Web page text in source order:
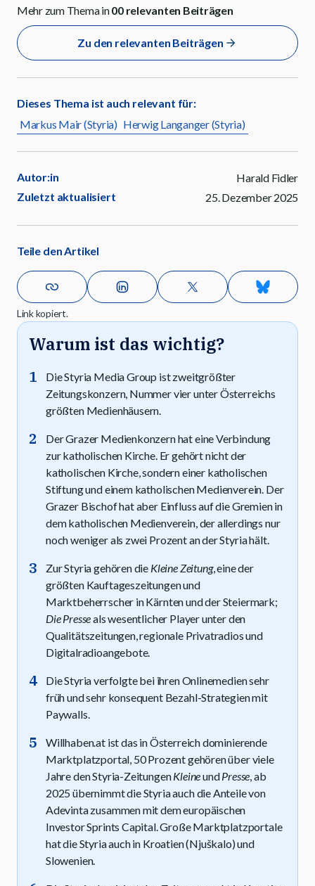
Mehr zum Thema in00 relevanten Beiträgen
Zu den relevanten Beiträgen
Dieses Thema ist auch relevant für:
Markus Mair (Styria) Herwig Langanger (Styria)
Autor:in
Harald Fidler
Zuletzt aktualisiert
25. Dezember 2025
Teile den Artikel
Link kopiert.
Warum ist das wichtig?
Die Styria Media Group ist zweitgrößter
Zeitungskonzern, Nummer vier unter Österreichs
größten Medienhäusern.
Der Grazer Medienkonzern hat eine Verbindung
zur katholischen Kirche. Er gehört nicht der
katholischen Kirche, sondern einer katholischen
Stiftung und einem katholischen Medienverein. Der
Grazer Bischof hat aber Einfluss auf die Gremien in
dem katholischen Medienverein, der allerdings nur
noch weniger als zwei Prozent an der Styria hält.
Zur Styria gehören die Kleine Zeitung, eine der
größten Kauftageszeitungen und
Marktbeherrscher in Kärnten und der Steiermark;
Die Presseals wesentlicher Player unter den
Qualitätszeitungen, regionale Privatradios und
Digitalradioangebote.
Die Styria verfolgte bei ihren Onlinemedien sehr
früh und sehr konsequent Bezahl-Strategien mit
Paywalls.
Willhaben.at ist das in Österreich dominierende
Marktplatzportal, 50 Prozent gehören über viele
Jahre den Styria-ZeitungenKleineundPresse, ab
2025 übernimmt die Styria auch die Anteile von
Adevinta zusammen mit dem europäischen
Investor Sprints Capital. Große Marktplatzportale
hat die Styria auch in Kroatien (Njuškalo) und
Slowenien.